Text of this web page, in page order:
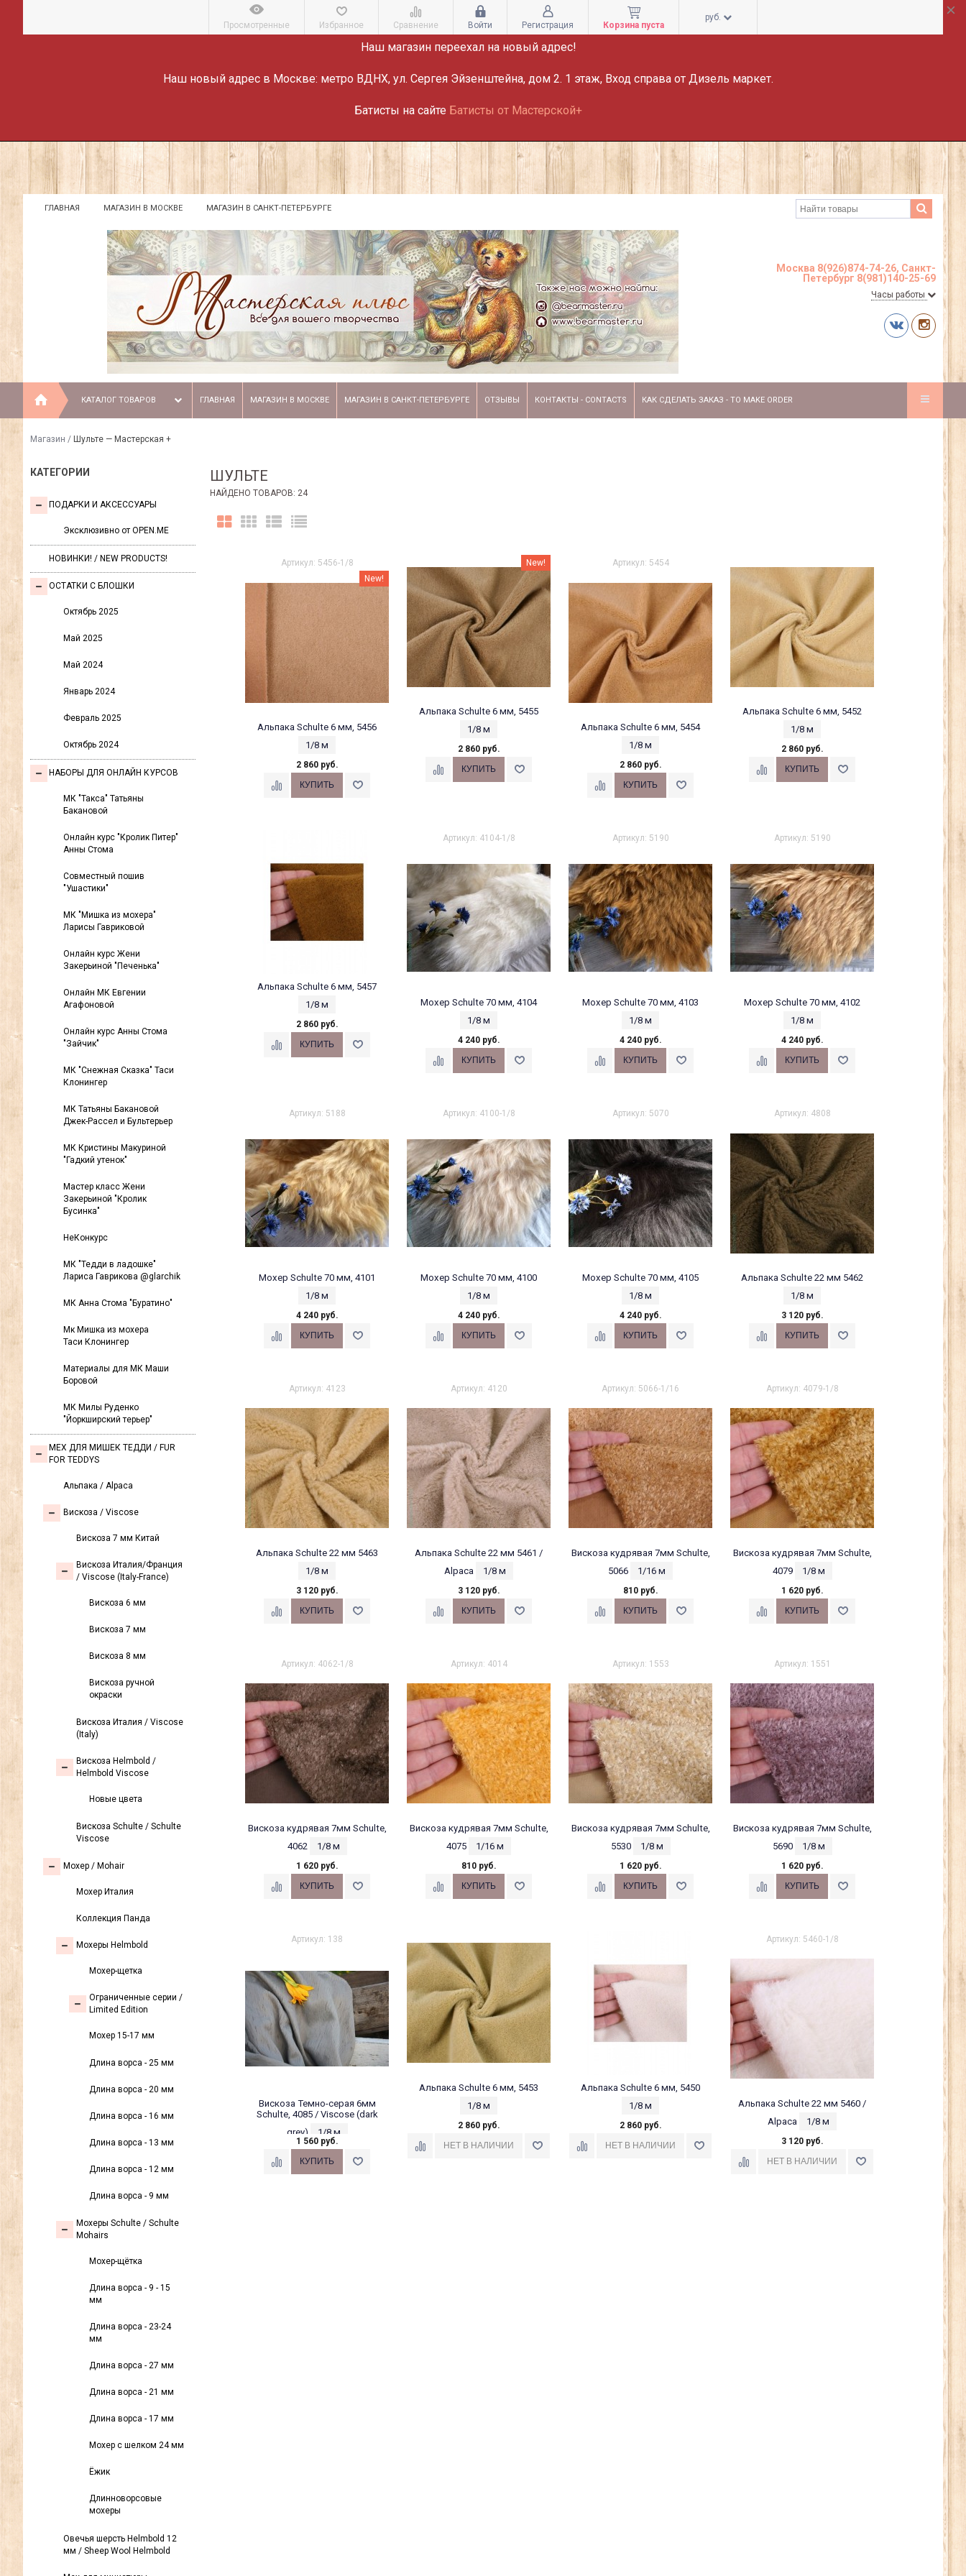
ВНИМАНИЕ!
Наш магазин переехал на новый адрес!
Наш новый адрес в Москве: метро ВДНХ, ул. Сергея Эйзенштейна, дом 2. 1 этаж, Вход справа от Дизель маркет.
Батисты на сайте Батисты от Мастерской+
Просмотренные Избранное Сравнение Войти Регистрация Корзина пуста
руб.
ГЛАВНАЯ МАГАЗИН В МОСКВЕ МАГАЗИН В САНКТ-ПЕТЕРБУРГЕ
Москва 8(926)874-74-26, Санкт-
Петербург 8(981)140-25-69
Часы работы
КАТАЛОГ ТОВАРОВ ГЛАВНАЯ МАГАЗИН В МОСКВЕ МАГАЗИН В САНКТ-ПЕТЕРБУРГЕ ОТЗЫВЫ КОНТАКТЫ - CONTACTS КАК СДЕЛАТЬ ЗАКАЗ - TO MAKE ORDER
Магазин / Шульте — Мастерская +
КАТЕГОРИИ
ПОДАРКИ И АКСЕССУАРЫ
Эксклюзивно от OPEN.ME
НОВИНКИ! / NEW PRODUCTS!
ОСТАТКИ С БЛОШКИ
Октябрь 2025
Май 2025
Май 2024
Январь 2024
Февраль 2025
Октябрь 2024
НАБОРЫ ДЛЯ ОНЛАЙН КУРСОВ
МК "Такса" Татьяны
Бакановой
Онлайн курс "Кролик Питер"
Анны Стома
Совместный пошив
"Ушастики"
МК "Мишка из мохера"
Ларисы Гавриковой
Онлайн курс Жени
Закерьиной "Печенька"
Онлайн МК Евгении
Агафоновой
Онлайн курс Анны Стома
"Зайчик"
МК "Снежная Сказка" Таси
Клонингер
МК Татьяны Бакановой
Джек-Рассел и Бультерьер
МК Кристины Макуриной
"Гадкий утенок"
Мастер класс Жени
Закерьиной "Кролик
Бусинка"
НеКонкурс
МК "Тедди в ладошке"
Лариса Гаврикова @glarchik
МК Анна Стома "Буратино"
Мк Мишка из мохера
Таси Клонингер
Материалы для МК Маши
Боровой
МК Милы Руденко
"Йоркширский терьер"
МЕХ ДЛЯ МИШЕК ТЕДДИ / FUR
FOR TEDDYS
Альпака / Alpaca
Вискоза / Viscose
Вискоза 7 мм Китай
Вискоза Италия/Франция
/ Viscose (Italy-France)
Вискоза 6 мм
Вискоза 7 мм
Вискоза 8 мм
Вискоза ручной
окраски
Вискоза Италия / Viscose
(Italy)
Вискоза Helmbold /
Helmbold Viscose
Новые цвета
Вискоза Sсhulte / Schulte
Viscose
Моxер / Mohair
Мохер Италия
Коллекция Панда
Мохеры Helmbold
Мохер-щетка
Ограниченные серии /
Limited Edition
Мохер 15-17 мм
Длина ворса - 25 мм
Длина ворса - 20 мм
Длина ворса - 16 мм
Длина ворса - 13 мм
Длина ворса - 12 мм
Длина ворса - 9 мм
Мохеры Sсhulte / Schulte
Mohairs
Мохер-щётка
Длина ворса - 9 - 15
мм
Длина ворса - 23-24
мм
Длина ворса - 27 мм
Длина ворса - 21 мм
Длина ворса - 17 мм
Мохер с шелком 24 мм
Ёжик
Длинноворсовые
мохеры
Овечья шерсть Helmbold 12
мм / Sheep Wool Helmbold
ШУЛЬТЕ
НАЙДЕНО ТОВАРОВ: 24
Артикул: 5456-1/8
New!
Альпака Schulte 6 мм, 5456
1/8 м
2 860 руб.
New!
Альпака Schulte 6 мм, 5455
1/8 м
2 860 руб.
Артикул: 5454
Альпака Schulte 6 мм, 5454
1/8 м
2 860 руб.
Альпака Schulte 6 мм, 5452
1/8 м
2 860 руб.
Альпака Schulte 6 мм, 5457
1/8 м
2 860 руб.
Артикул: 4104-1/8
Мохер Schulte 70 мм, 4104
1/8 м
4 240 руб.
Артикул: 5190
Мохер Schulte 70 мм, 4103
1/8 м
4 240 руб.
Артикул: 5190
Мохер Schulte 70 мм, 4102
1/8 м
4 240 руб.
Артикул: 5188
Мохер Schulte 70 мм, 4101
1/8 м
4 240 руб.
Артикул: 4100-1/8
Мохер Schulte 70 мм, 4100
1/8 м
4 240 руб.
Артикул: 5070
Мохер Schulte 70 мм, 4105
1/8 м
4 240 руб.
Артикул: 4808
Альпака Schulte 22 мм 5462
1/8 м
3 120 руб.
Артикул: 4123
Альпака Schulte 22 мм 5463
1/8 м
3 120 руб.
Артикул: 4120
Альпака Schulte 22 мм 5461 /
Alpaca
1/8 м
3 120 руб.
Артикул: 5066-1/16
Вискоза кудрявая 7мм Schulte,
5066
1/16 м
810 руб.
Артикул: 4079-1/8
Вискоза кудрявая 7мм Schulte,
4079
1/8 м
1 620 руб.
Артикул: 4062-1/8
Вискоза кудрявая 7мм Schulte,
4062
1/8 м
1 620 руб.
Артикул: 4014
Вискоза кудрявая 7мм Schulte,
4075
1/16 м
810 руб.
Артикул: 1553
Вискоза кудрявая 7мм Schulte,
5530
1/8 м
1 620 руб.
Артикул: 1551
Вискоза кудрявая 7мм Schulte,
5690
1/8 м
1 620 руб.
Артикул: 138
Вискоза Темно-серая 6мм
Schulte, 4085 / Viscose (dark
grey)
1/8 м
1 560 руб.
Альпака Schulte 6 мм, 5453
1/8 м
2 860 руб.
Альпака Schulte 6 мм, 5450
1/8 м
2 860 руб.
Артикул: 5460-1/8
Альпака Schulte 22 мм 5460 /
Alpaca
1/8 м
3 120 руб.